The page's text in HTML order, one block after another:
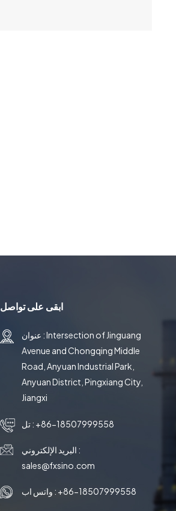
ابقى على تواصل
عنوان : Intersection of Jinguang
Avenue and Chongqing Middle
Road, Anyuan Industrial Park,
Anyuan District, Pingxiang City,
Jiangxi
تل : +86-18507999558
البريد الإلكتروني :
sales@fxsino.com
واتس اب : +86-18507999558